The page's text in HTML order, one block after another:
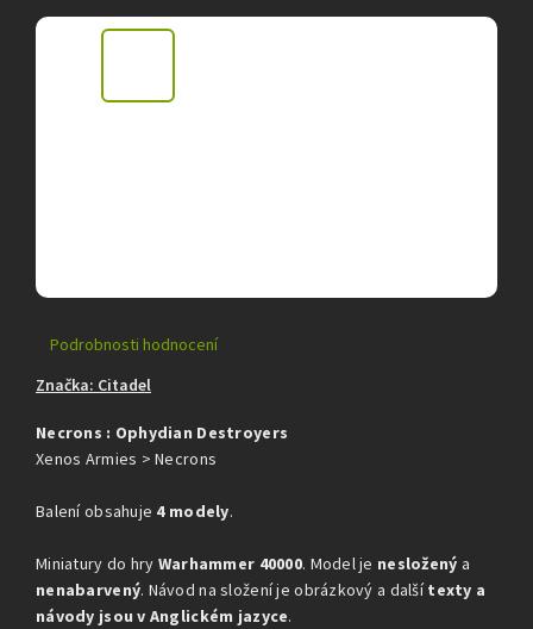
Průměrné
produktu
0,0
z
hvězdiček.
Podrobnosti hodnocení
Značka: Citadel
Necrons : Ophydian Destroyers
Xenos Armies > Necrons
Balení obsahuje 4 modely.
Miniatury do hry Warhammer 40000. Model je nesložený a
nenabarvený. Návod na složení je obrázkový a dalšítexty a
návody jsou v Anglickém jazyce.